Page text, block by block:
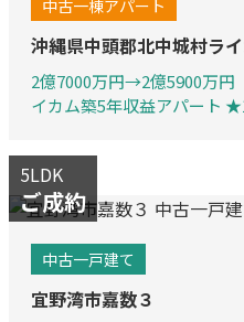
中古一棟アパート
沖縄県中頭郡北中城村ラ
2億7000万円→2億5900万
イカム築5年収益アパート
貸）※もちろん1階も賃貸
ド高い物件
5LDK
ご成約
中古一戸建て
宜野湾市嘉数３